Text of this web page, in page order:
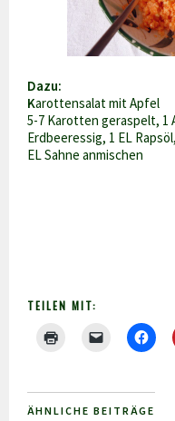
Dazu:
Karottensalat mit Apfel
5-7 Karotten geraspelt, 1
Erdbeeressig, 1 EL
EL Sahne anmischen
TEILEN MIT:
ÄHNLICHE BEITRÄGE